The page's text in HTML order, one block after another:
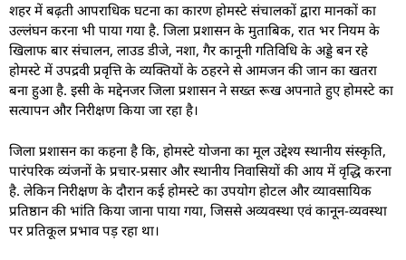
शहर में बढ़ती आपराधिक घटना का कारण होमस्टे संचालकों द्वारा मानकों का
उल्लंघन करना भी पाया गया है. जिला प्रशासन के मुताबिक, रात भर नियम के
खिलाफ बार संचालन, लाउड डीजे, नशा, गैर कानूनी गतिविधि के अड्डे बन रहे
होमस्टे में उपद्रवी प्रवृत्ति के व्यक्तियों के ठहरने से आमजन की जान का खतरा
बना हुआ है. इसी के मद्देनजर जिला प्रशासन ने सख्त रूख अपनाते हुए होमस्टे का
सत्यापन और निरीक्षण किया जा रहा है।
जिला प्रशासन का कहना है कि, होमस्टे योजना का मूल उद्देश्य स्थानीय संस्कृति,
पारंपरिक व्यंजनों के प्रचार-प्रसार और स्थानीय निवासियों की आय में वृद्धि करना
है. लेकिन निरीक्षण के दौरान कई होमस्टे का उपयोग होटल और व्यावसायिक
प्रतिष्ठान की भांति किया जाना पाया गया, जिससे अव्यवस्था एवं कानून-व्यवस्था
पर प्रतिकूल प्रभाव पड़ रहा था।